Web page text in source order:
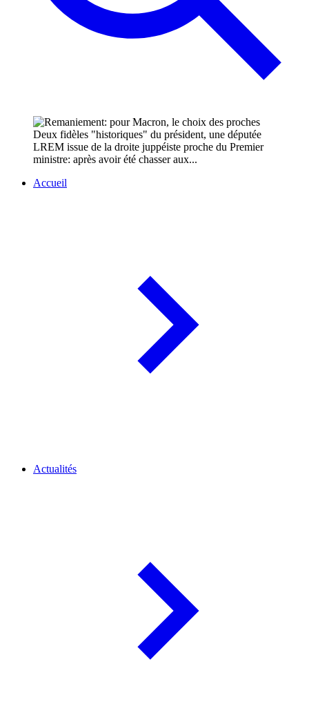
Deux fidèles "historiques" du président, une députée
LREM issue de la droite juppéiste proche du Premier
ministre: après avoir été chasser aux...
Accueil
Actualités